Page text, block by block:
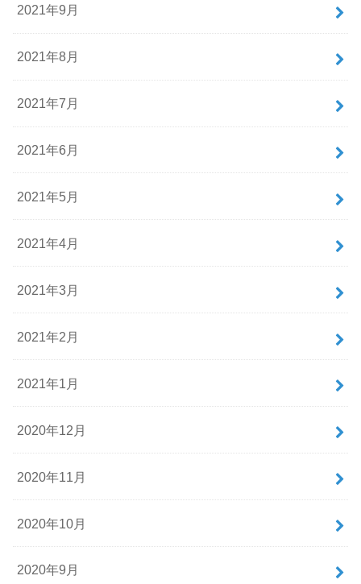
2021年9月
2021年8月
2021年7月
2021年6月
2021年5月
2021年4月
2021年3月
2021年2月
2021年1月
2020年12月
2020年11月
2020年10月
2020年9月